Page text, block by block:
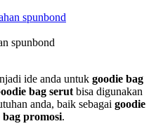
spunbond
ide anda untuk goodie bag
bag serut bisa digunakan
anda, baik sebagai goodie
bag promosi.